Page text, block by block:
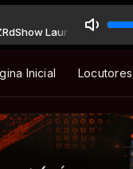
Launch R&B
Only - The Closer I Get
Inicial Locutores